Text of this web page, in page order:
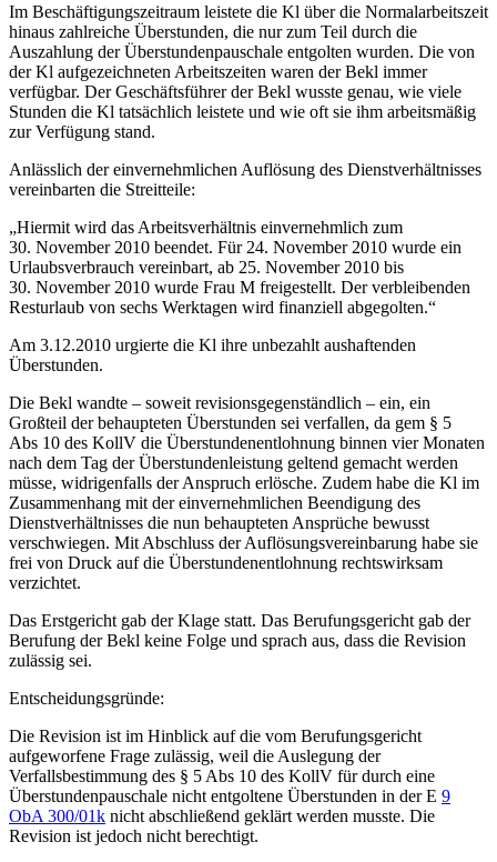
Im Beschäftigungszeitraum leistete die Kl über die Normalarbeitszeit
hinaus zahlreiche Überstunden, die nur zum Teil durch die
Auszahlung der Überstundenpauschale entgolten wurden. Die von
der Kl aufgezeichneten Arbeitszeiten waren der Bekl immer
verfügbar. Der Geschäftsführer der Bekl wusste genau, wie viele
Stunden die Kl tatsächlich leistete und wie oft sie ihm arbeitsmäßig
zur Verfügung stand.
Anlässlich der einvernehmlichen Auflösung des Dienstverhältnisses
vereinbarten die Streitteile:
„Hiermit wird das Arbeitsverhältnis einvernehmlich zum
30. November 2010 beendet. Für 24. November 2010 wurde ein
Urlaubsverbrauch vereinbart, ab 25. November 2010 bis
30. November 2010 wurde Frau M freigestellt. Der verbleibenden
Resturlaub von sechs Werktagen wird finanziell abgegolten.“
Am 3.12.2010 urgierte die Kl ihre unbezahlt aushaftenden
Überstunden.
Die Bekl wandte – soweit revisionsgegenständlich – ein, ein
Großteil der behaupteten Überstunden sei verfallen, da gem § 5
Abs 10 des KollV die Überstundenentlohnung binnen vier Monaten
nach dem Tag der Überstundenleistung geltend gemacht werden
müsse, widrigenfalls der Anspruch erlösche. Zudem habe die Kl im
Zusammenhang mit der einvernehmlichen Beendigung des
Dienstverhältnisses die nun behaupteten Ansprüche bewusst
verschwiegen. Mit Abschluss der Auflösungsvereinbarung habe sie
frei von Druck auf die Überstundenentlohnung rechtswirksam
verzichtet.
Das Erstgericht gab der Klage statt. Das Berufungsgericht gab der
Berufung der Bekl keine Folge und sprach aus, dass die Revision
zulässig sei.
Entscheidungsgründe:
Die Revision ist im Hinblick auf die vom Berufungsgericht
aufgeworfene Frage zulässig, weil die Auslegung der
Verfallsbestimmung des § 5 Abs 10 des KollV für durch eine
Überstundenpauschale nicht entgoltene Überstunden in der E 9
ObA 300/01k nicht abschließend geklärt werden musste. Die
Revision ist jedoch nicht berechtigt.